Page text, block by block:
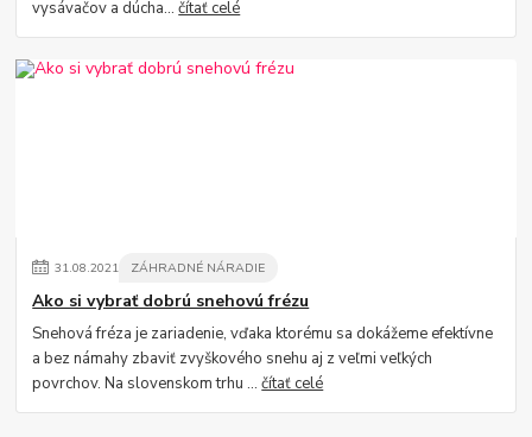
vysávačov a dúcha...čítať celé
31.08.2021 ZÁHRADNÉ NÁRADIE
Ako si vybrať dobrú snehovú frézu
Snehová fréza je zariadenie, vďaka ktorému sa dokážeme efektívne
a bez námahy zbaviť zvyškového snehu aj z veľmi veľkých
povrchov. Na slovenskom trhu ...čítať celé